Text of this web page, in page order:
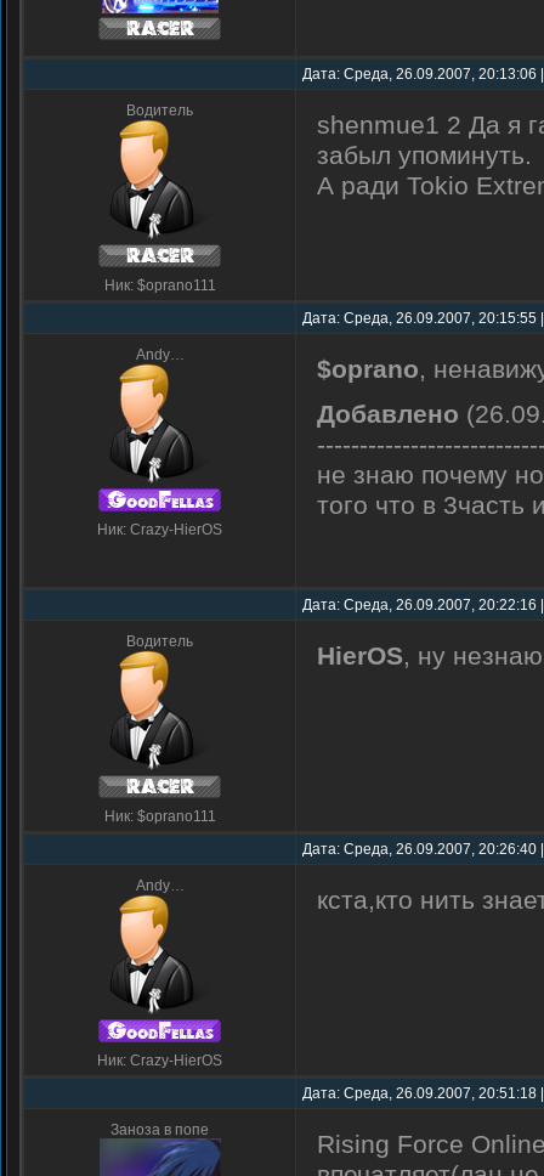
Дата: Среда, 26.09.2007,
Водитель
Ник: $oprano111
shenmue1 2 Да я
забыл упоминуть.
А ради Tokio
Дата: Среда, 26.09.2007,
Andy…
Ник: Crazy-HierOS
$oprano,
Добавлено
не знаю почему
того что в 3часть
Дата: Среда, 26.09.2007,
Водитель
Ник: $oprano111
HierOS, ну
Дата: Среда, 26.09.2007,
Andy…
Ник: Crazy-HierOS
кста,кто нить
Дата: Среда, 26.09.2007,
Заноза в попе
Rising Force